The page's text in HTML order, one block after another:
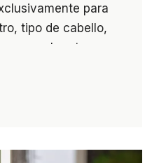
para
tipo de cabello,
el corte que